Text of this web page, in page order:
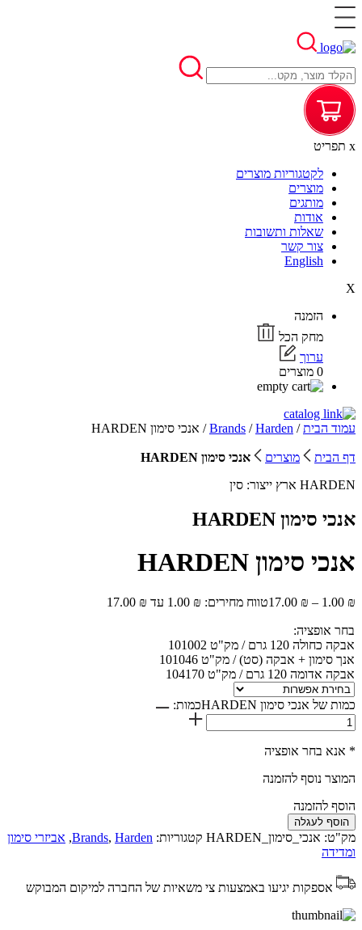
x תפריט
לקטגוריות מוצרים
מוצרים
מותגים
אודות
שאלות ותשובות
צור קשר
English
X
הזמנה
מחק הכל
ערוך
0 מוצרים
עמוד הבית/
Brands /Harden / אנכי סימון HARDEN
דף הבית מוצרים
אנכי סימון HARDEN
HARDEN ארץ ייצור: סין
אנכי סימון HARDEN
אנכי סימון HARDEN
1.00 ₪
–
17.00 ₪ טווח מחירים: ⁦1.00 ₪⁩ עד ⁦17.00 ₪⁩
בחר אופציה:
אבקה כחולה 120 גרם / מק"ט 101002
אנך סימון + אבקה (סט) / מק"ט 101046
אבקה אדומה 120 גרם / מק"ט 104170
כמות של אנכי סימון HARDEN כמות:
* אנא בחר אופציה
המוצר נוסף להזמנה
הוסף להזמנה
הוסף לעגלה
מק"ט: אנכי_סימון_HARDEN קטגוריות: Brands, Harden
, אביזרי סימון
ומדידה
אספקות יגיעו באמצעות צי משאיות של החברה למיקום המבוקש